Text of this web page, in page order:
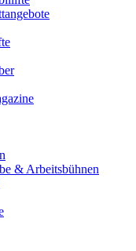
& Arbeitsbühnen